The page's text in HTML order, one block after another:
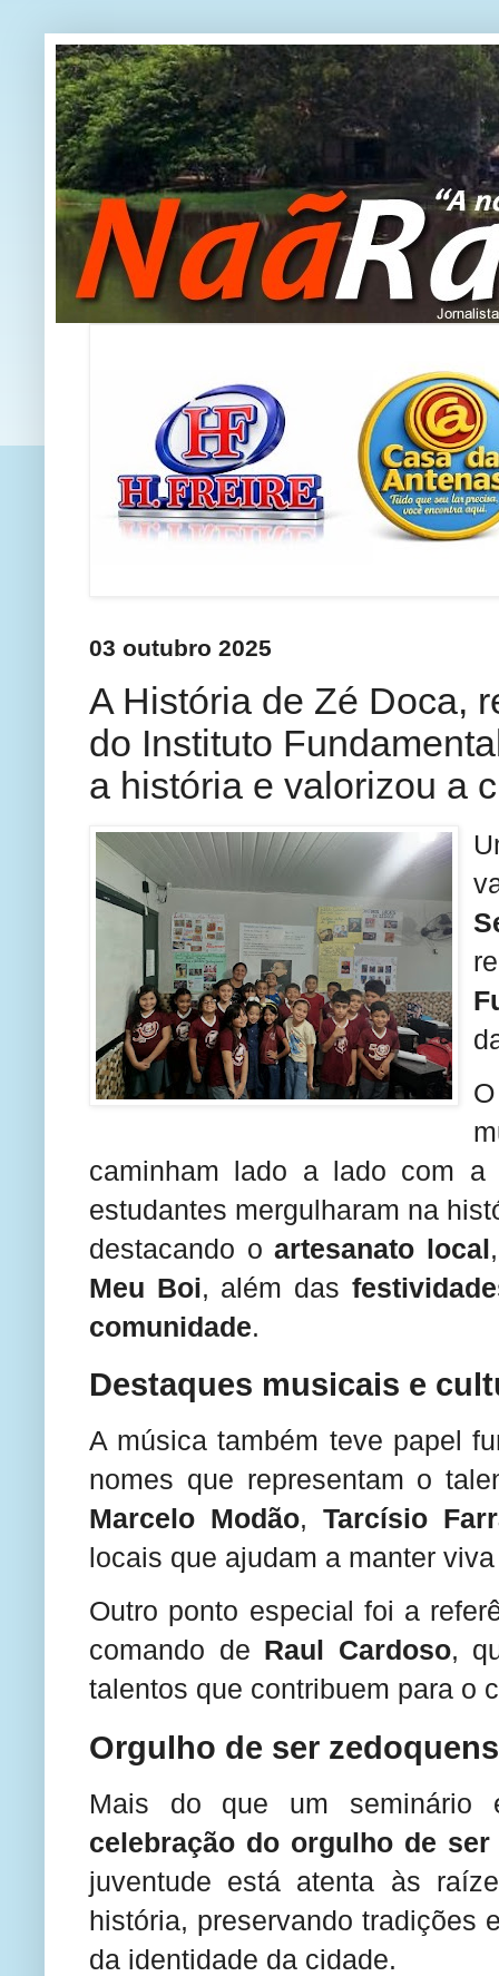
03 outubro 2025
A História de Zé Doca,
do Instituto
a história e valorizou a
caminham lado a lado com a
estudantes mergulharam na
destacando oartesanato local
Meu Boi, além das
comunidade.
Destaques musicais e
A música também teve papel
nomes que representam o
Marcelo Modão, Tarcísio
locais que ajudam a manter
Outro ponto especial foi a
comando de Raul Cardoso,
talentos que contribuem para o
Orgulho de ser
Mais do que um seminário
celebração do orgulho de ser
juventude está atenta às
história, preservando tradições
da identidade da cidade.